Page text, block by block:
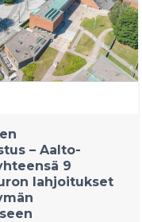
sähköisestä
ON:n
liettualaisen
järjestämään
– Aalto-
9
lahjoitukset